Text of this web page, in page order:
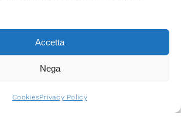
Accetta
Nega
CookiesPrivacy Policy